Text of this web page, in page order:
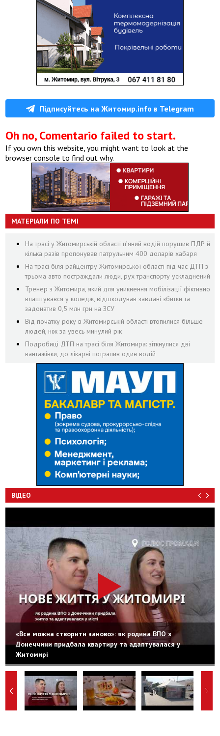
Підписуйтесь на Житомир.info в Telegram
Oh no, Comentario failed to start.
If you own this website, you might want to look at the
browser console to find out why.
МАТЕРІАЛИ ПО ТЕМІ
На трасі у Житомирській області п’яний водій порушив ПДР й
кілька разів пропонував патрульним 400 доларів хабаря
На трасі біля райцентру Житомирської області під час ДТП з
трьома авто постраждали люди, рух транспорту ускладнений
Тренер з Житомира, який для уникнення мобілізації фіктивно
влаштувався у коледж, відшкодував завдані збитки та
задонатив 0,5 млн грн на ЗСУ
Від початку року в Житомирській області втопилися більше
людей, ніж за увесь минулий рік
Подробиці ДТП на трасі біля Житомира: зіткнулися дві
вантажівки, до лікарні потрапив один водій
ВІДЕО
«Все можна створити заново»: як родина ВПО з
Донеччини придбала квартиру та адаптувалася у
Житомирі